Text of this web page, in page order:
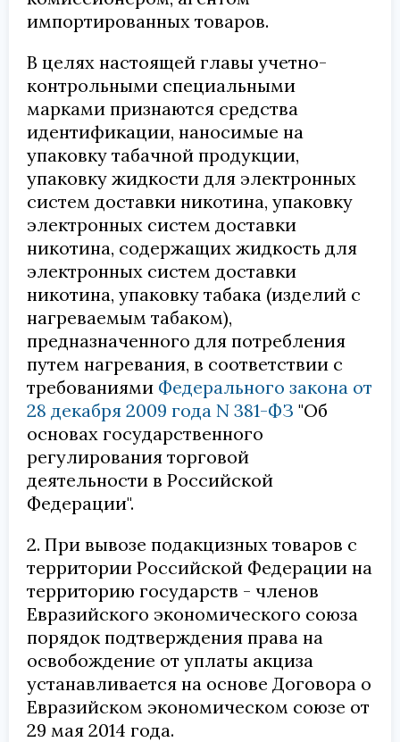
импортированных товаров.
В целях настоящей главы учетно-
контрольными специальными
марками признаются средства
идентификации, наносимые на
упаковку табачной продукции,
упаковку жидкости для электронных
систем доставки никотина, упаковку
электронных систем доставки
никотина, содержащих жидкость для
электронных систем доставки
никотина, упаковку табака (изделий с
нагреваемым табаком),
предназначенного для потребления
путем нагревания, в соответствии с
требованиями Федерального закона от
28 декабря 2009 года N 381-ФЗ "Об
основах государственного
регулирования торговой
деятельности в Российской
Федерации".
2. При вывозе подакцизных товаров с
территории Российской Федерации на
территорию государств - членов
Евразийского экономического союза
порядок подтверждения права на
освобождение от уплаты акциза
устанавливается на основе Договора о
Евразийском экономическом союзе от
29 мая 2014 года.